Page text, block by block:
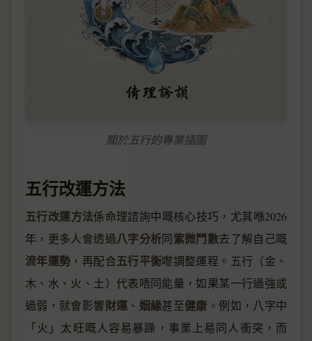
關於五行的專業插圖
五行改運方法
五行改運方法係命理諮詢中嘅核心技巧，尤其喺2026
年，更多人會透過八字分析同紫微鬥數去了解自己嘅
流年運勢 ，再配合五行平衡嚟調整運程。五行（金、
木、水、火、土）代表唔同能量，如果某一行過強或
過弱，就會影響財運 、 姻緣甚至健康 。例如，八字中
「火」太旺嘅人容易暴躁，事業上易同人衝突，而